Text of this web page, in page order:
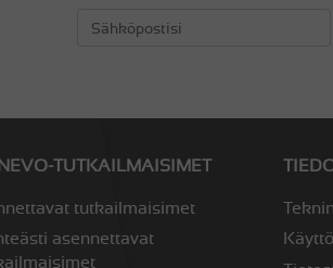
TUTKAILMAISIMET
tutkailmaisimet
asennettavat